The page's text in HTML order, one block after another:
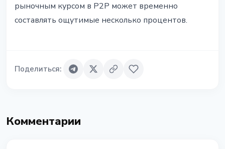
рыночным курсом в P2P может временно
составлять ощутимые несколько процентов.
Поделиться:
Комментарии